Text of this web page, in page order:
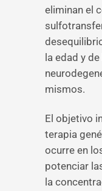
eliminan el
la edad y
mismos.
El objetivo
terapia
ocurre en
potenciar
la